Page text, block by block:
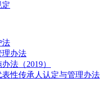
定
法
理办法
法（2019）
性传承人认定与管理办法